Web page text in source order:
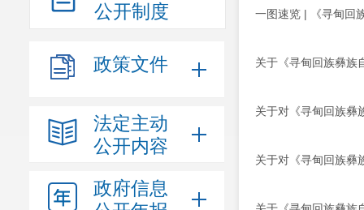
公开制度
政策文件
法定主动
公开内容
政府信息
一图速览 | 《寻甸回
关于《寻甸回族彝族
关于对《寻甸回族彝
关于对《寻甸回族彝